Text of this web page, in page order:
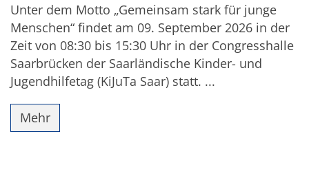
Unter dem Motto „Gemeinsam stark für junge
Menschen“ findet am 09. September 2026 in der
Zeit von 08:30 bis 15:30 Uhr in der Congresshalle
Saarbrücken der Saarländische Kinder- und
Jugendhilfetag (KiJuTa Saar) statt. ...
Mehr